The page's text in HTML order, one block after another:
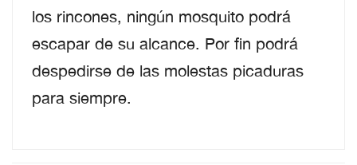
los rincones, ningún mosquito podrá
escapar de su alcance. Por fin podrá
despedirse de las molestas picaduras
para siempre.